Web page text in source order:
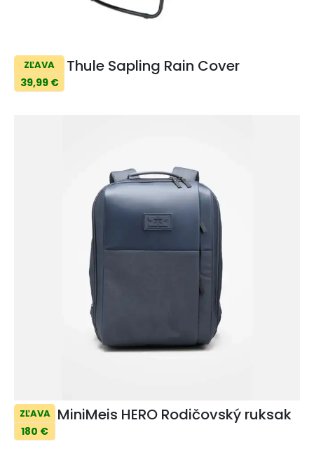
ZĽAVA
39,99 €
Thule Sapling Rain Cover
ZĽAVA
180 €
MiniMeis HERO Rodičovský ruksak